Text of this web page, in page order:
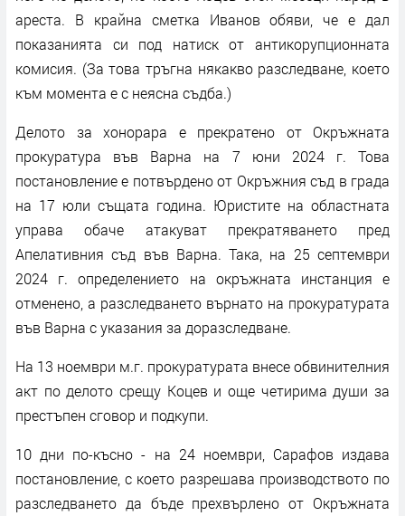
ареста. В крайна сметка Иванов обяви, че е дал
показанията си под натиск от антикорупционната
комисия. (За това тръгна някакво разследване, което
към момента е с неясна съдба.)
Делото за хонорара е прекратено от Окръжната
прокуратура във Варна на 7 юни 2024 г. Това
постановление е потвърдено от Окръжния съд в града
на 17 юли същата година. Юристите на областната
управа обаче атакуват прекратяването пред
Апелативния съд във Варна. Така, на 25 септември
2024 г. определението на окръжната инстанция е
отменено, а разследването върнато на прокуратурата
във Варна с указания за доразследване.
На 13 ноември м.г. прокуратурата внесе обвинителния
акт по делото срещу Коцев и още четирима души за
престъпен сговор и подкупи.
10 дни по-късно - на 24 ноември, Сарафов издава
постановление, с което разрешава производството по
разследването да бъде прехвърлено от Окръжната